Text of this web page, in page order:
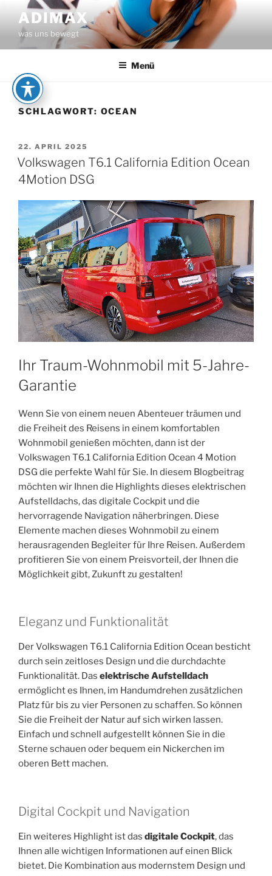
Inhalt
springen
ADIMAX
was uns bewegt
Menü
SCHLAGWORT: OCEAN
VERÖFFENTLICHT
AM
22. APRIL 2025
Volkswagen T6.1 California Edition Ocean
4Motion DSG
Ihr Traum-Wohnmobil mit 5-Jahre-
Garantie
Wenn Sie von einem neuen Abenteuer träumen und
die Freiheit des Reisens in einem komfortablen
Wohnmobil genießen möchten, dann ist der
Volkswagen T6.1 California Edition Ocean 4 Motion
DSG die perfekte Wahl für Sie. In diesem Blogbeitrag
möchten wir Ihnen die Highlights dieses elektrischen
Aufstelldachs, das digitale Cockpit und die
hervorragende Navigation näherbringen. Diese
Elemente machen dieses Wohnmobil zu einem
herausragenden Begleiter für Ihre Reisen. Außerdem
profitieren Sie von einem Preisvorteil, der Ihnen die
Möglichkeit gibt, Zukunft zu gestalten!
Eleganz und Funktionalität
Der Volkswagen T6.1 California Edition Ocean besticht
durch sein zeitloses Design und die durchdachte
Funktionalität. Das elektrische Aufstelldach
ermöglicht es Ihnen, im Handumdrehen zusätzlichen
Platz für bis zu vier Personen zu schaffen. So können
Sie die Freiheit der Natur auf sich wirken lassen.
Einfach und schnell aufgestellt können Sie in die
Sterne schauen oder bequem ein Nickerchen im
oberen Bett machen.
Digital Cockpit und Navigation
Ein weiteres Highlight ist das digitale Cockpit, das
Ihnen alle wichtigen Informationen auf einen Blick
bietet. Die Kombination aus modernstem Design und